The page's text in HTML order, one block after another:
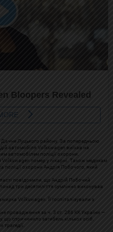
Дачне Луцького району. За попередньою
автомобіля Volkswagen виїхав на
автомобілем поліції охорони.
помер у лікарні. Також медикам
поліції охорони Андрія Побочого, який
повідомили, що Андрій Побочий
три десятиліття сумлінно виконував
Volkswagen. Її госпіталізували з
провадження за ч. 3 ст. 286 КК України —
спричинило загибель кількох осіб.